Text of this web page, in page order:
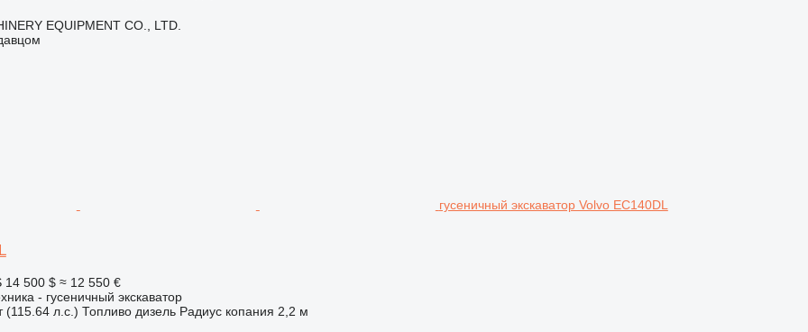
EQUIPMENT CO., LTD.
гусеничный экскаватор Volvo EC140DL
14 500 $ ≈ 12 550 €
- гусеничный экскаватор
(115.64 л.с.) Топливо дизель Радиус копания 2,2 м